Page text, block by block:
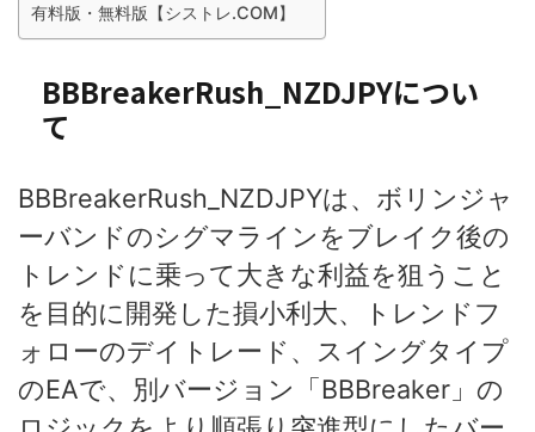
有料版・無料版【シストレ.COM】
BBBreakerRush_NZDJPYについ
て
BBBreakerRush_NZDJPYは、ボリンジャ
ーバンドのシグマラインをブレイク後の
トレンドに乗って大きな利益を狙うこと
を目的に開発した損小利大、トレンドフ
ォローのデイトレード、スイングタイプ
のEAで、別バージョン「BBBreaker」の